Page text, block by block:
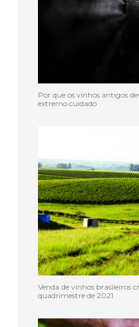
Por que os vinhos antigos
extremo cuidado
Venda de vinhos brasileiros
quadrimestre de 2021